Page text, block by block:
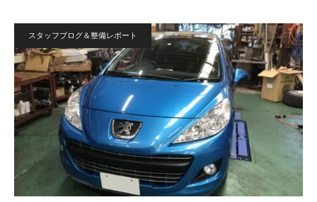
スタッフブログ＆整備レポート